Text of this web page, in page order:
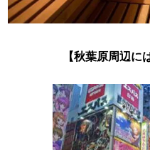
【秋葉原周辺に